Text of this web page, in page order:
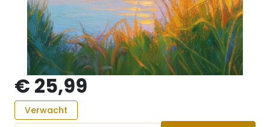
€ 25,99
Verwacht